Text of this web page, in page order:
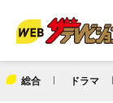
総合 ドラマ